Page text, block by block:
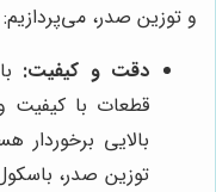
و توزین صدر، می‌پردازیم:
دقت و کیفیت:
قطعات با کیفیت
بالایی برخوردار
توزین صدر،